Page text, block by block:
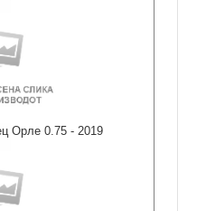
Орле 0.75 - 2019